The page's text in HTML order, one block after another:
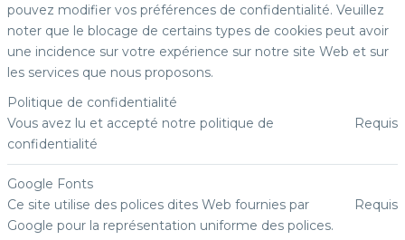
pouvez modifier vos préférences de confidentialité. Veuillez
noter que le blocage de certains types de cookies peut avoir
une incidence sur votre expérience sur notre site Web et sur
les services que nous proposons.
Politique de confidentialité
Vous avez lu et accepté notre politique de
confidentialité
Requis
Google Fonts
Ce site utilise des polices dites Web fournies par
Google pour la représentation uniforme des polices.
Requis